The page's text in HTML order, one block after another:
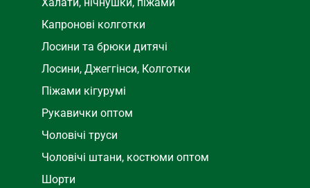
Капронові колготки
Лосини та брюки дитячі
Лосини, Джеггінси, Колготки
Піжами кігурумі
Рукавички оптом
Чоловічі труси
Чоловічі штани, костюми оптом
Шорти